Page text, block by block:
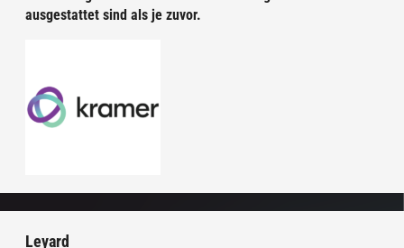
ausgestattet sind als je zuvor.
Leyard